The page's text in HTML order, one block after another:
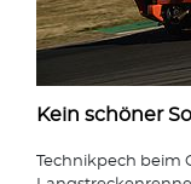
Kein schöner
Technikpech beim